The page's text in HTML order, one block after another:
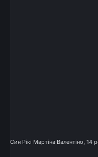
Син Рікі Мартіна Валентіно, 14